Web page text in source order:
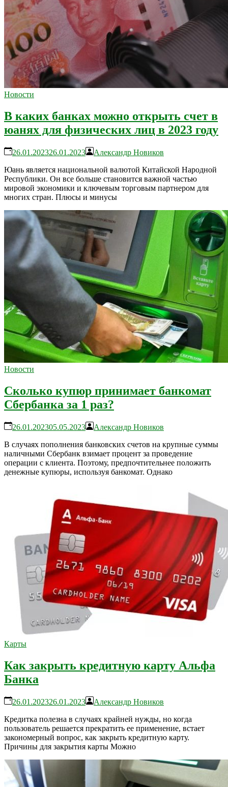
Новости
В каких банках можно открыть счет в
юанях для физических лиц в 2023 году
26.01.202326.01.2023
Александр Новиков
Юань является национальной валютой Китайской Народной
Республики. Он все больше становится важной частью
мировой экономики и ключевым торговым партнером для
многих стран. Плюсы и минусы
Новости
Сколько купюр принимает банкомат
Сбербанка за 1 раз?
26.01.202305.05.2023
Александр Новиков
В случаях пополнения банковских счетов на крупные суммы
наличными Сбербанк взимает процент за проведение
операции с клиента. Поэтому, предпочтительнее положить
денежные купюры, используя банкомат. Однако
Карты
Как закрыть кредитную карту Альфа
Банка
26.01.202326.01.2023
Александр Новиков
Кредитка полезна в случаях крайней нужды, но когда
пользователь решается прекратить ее применение, встает
закономерный вопрос, как закрыть кредитную карту.
Причины для закрытия карты Можно